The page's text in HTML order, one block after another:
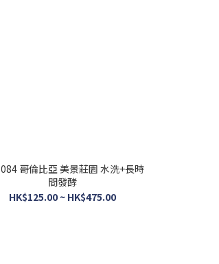
哥倫比亞 美景莊園 水洗+長時
間發酵
HK$125.00 ~ HK$475.00